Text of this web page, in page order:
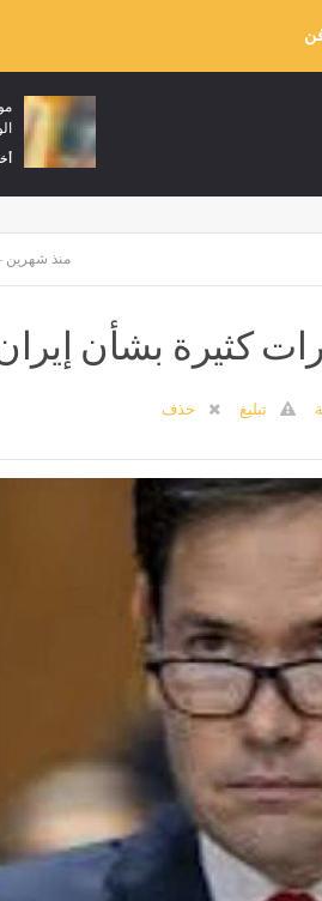
منذ شهرين —
كثيرة بشأن
تبليغ حذف